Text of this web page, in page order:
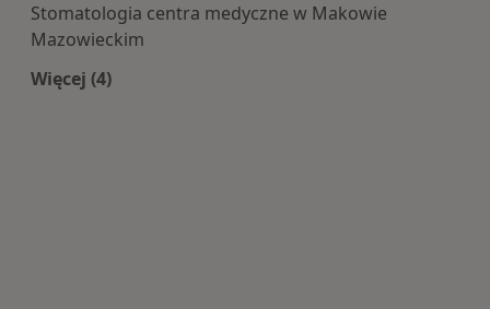
Stomatologia centra medyczne w Makowie
Mazowieckim
Więcej (4)